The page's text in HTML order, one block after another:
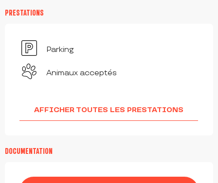
PRESTATIONS
Parking
Animaux acceptés
AFFICHER TOUTES LES PRESTATIONS
DOCUMENTATION